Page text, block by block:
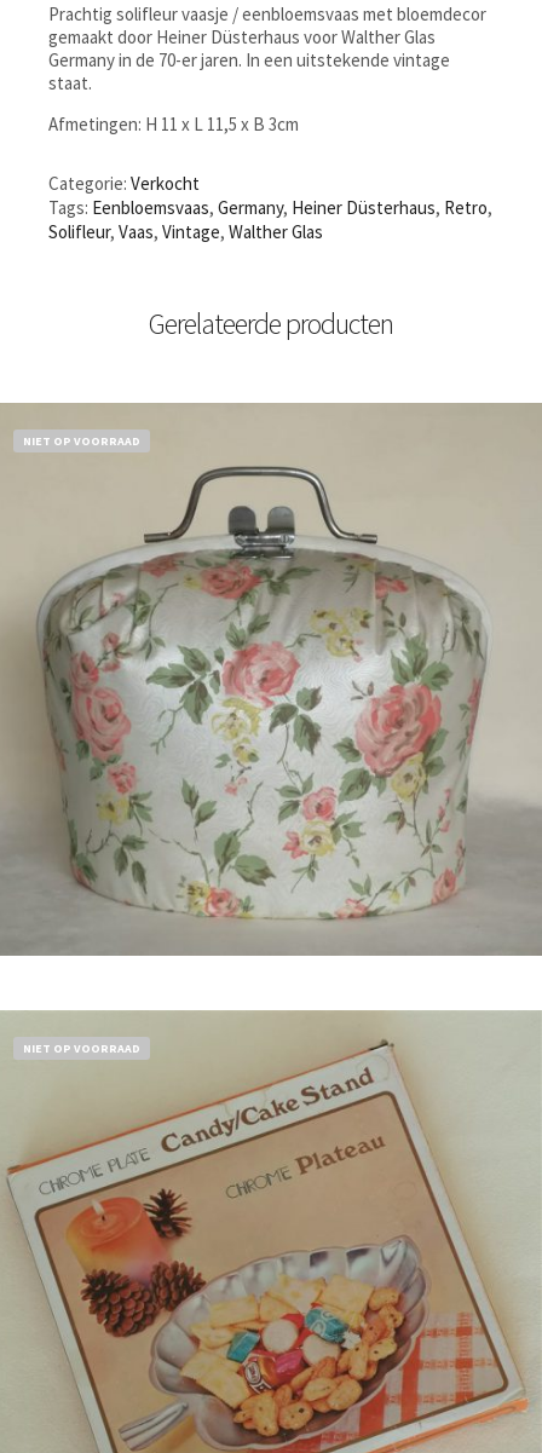
Prachtig solifleur vaasje / eenbloemsvaas met bloemdecor
gemaakt door Heiner Düsterhaus voor Walther Glas
Germany in de 70-er jaren. In een uitstekende vintage
staat.
Afmetingen: H 11 x L 11,5 x B 3cm
Categorie: Verkocht
Tags: Eenbloemsvaas, Germany, Heiner Düsterhaus, Retro,
Solifleur, Vaas, Vintage, Walther Glas
Gerelateerde producten
NIET OP VOORRAAD
NIET OP VOORRAAD